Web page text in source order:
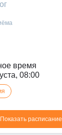
время
08:00
Показать расписание